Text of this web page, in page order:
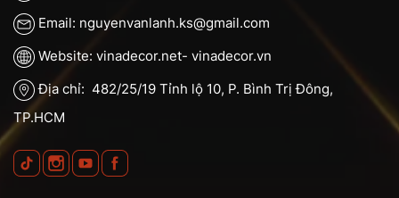
Email: nguyenvanlanh.ks@gmail.com
Website: vinadecor.net- vinadecor.vn
Địa chỉ: 482/25/19 Tỉnh lộ 10, P. Bình Trị Đông,
TP.HCM